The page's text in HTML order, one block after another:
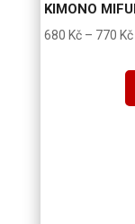
KIMONO
680 Kč – 770 Kč